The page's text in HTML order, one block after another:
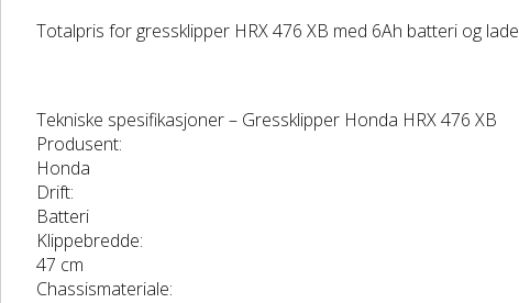
Totalpris for gressklipper HRX 476 XB med 6Ah batteri og
Tekniske spesifikasjoner – Gressklipper Honda HRX 476 XB
Produsent:
Honda
Drift:
Batteri
Klippebredde:
47 cm
Chassismateriale: